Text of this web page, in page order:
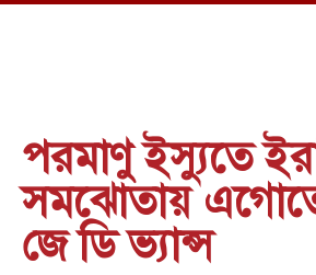
পরমাণু ইস্যুতে
সমঝোতায়
জে ডি ভ্যান্স